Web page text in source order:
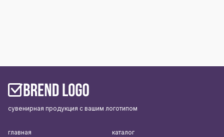
сувенирная продукция с вашим логотипом
главная
каталог